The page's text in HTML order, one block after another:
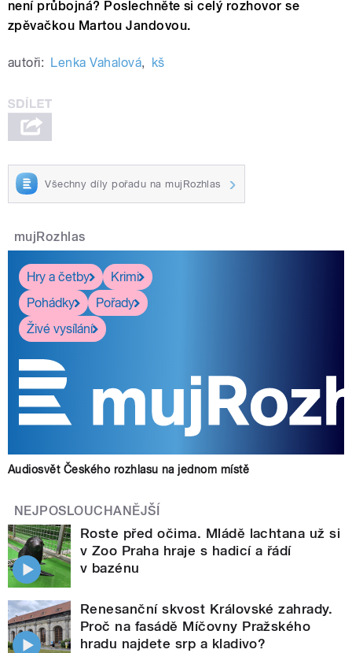
není průbojná? Poslechněte si celý rozhovor se
zpěvačkou Martou Jandovou.
autoři: Lenka Vahalová, kš
Všechny díly pořadu na mujRozhlas
mujRozhlas
Hry a četby
Krimi
Pohádky
Pořady
Živé vysílání
Audiosvět Českého rozhlasu na jednom místě
NEJPOSLOUCHANĚJŠÍ
Roste před očima. Mládě lachtana už si
v Zoo Praha hraje s hadicí a řádí
v bazénu
Renesanční skvost Královské zahrady.
Proč na fasádě Míčovny Pražského
hradu najdete srp a kladivo?